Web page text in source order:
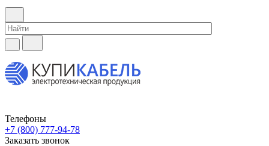
Телефоны
+7 (800) 777-94-78
Заказать звонок